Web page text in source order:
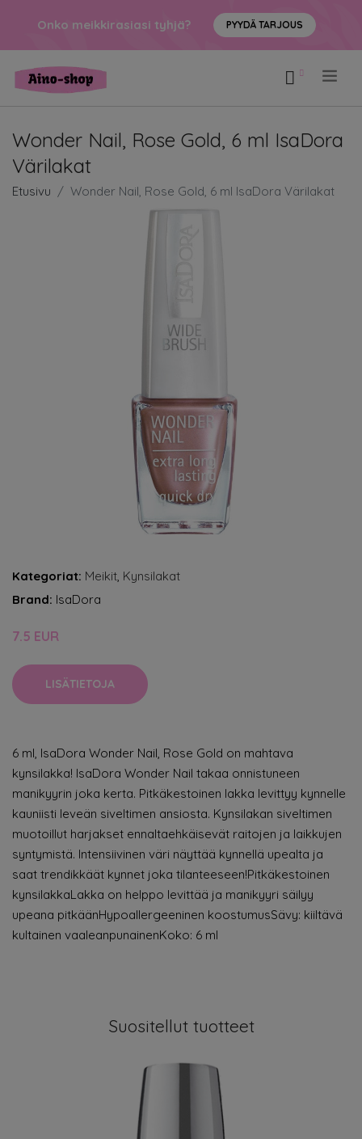
Onko meikkirasiasi tyhjä? PYYDÄ TARJOUS
Wonder Nail, Rose Gold, 6 ml IsaDora
Värilakat
Etusivu Wonder Nail, Rose Gold, 6 ml IsaDora Värilakat
Kategoriat: Meikit, Kynsilakat
Brand: IsaDora
7.5 EUR
LISÄTIETOJA
6 ml, IsaDora Wonder Nail, Rose Gold on mahtava
kynsilakka! IsaDora Wonder Nail takaa onnistuneen
manikyyrin joka kerta. Pitkäkestoinen lakka levittyy kynnelle
kauniisti leveän siveltimen ansiosta. Kynsilakan siveltimen
muotoillut harjakset ennaltaehkäisevät raitojen ja laikkujen
syntymistä. Intensiivinen väri näyttää kynnellä upealta ja
saat trendikkäät kynnet joka tilanteeseen!Pitkäkestoinen
kynsilakkaLakka on helppo levittää ja manikyyri säilyy
upeana pitkäänHypoallergeeninen koostumusSävy: kiiltävä
kultainen vaaleanpunainenKoko: 6 ml
Suositellut tuotteet